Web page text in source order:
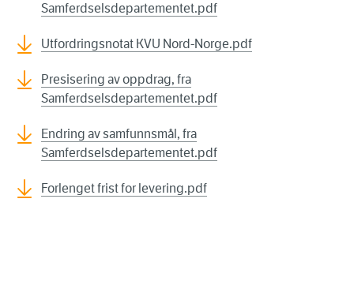
Samferdselsdepartementet.pdf
Utfordringsnotat KVU Nord-Norge.pdf
Presisering av oppdrag, fra
Samferdselsdepartementet.pdf
Endring av samfunnsmål, fra
Samferdselsdepartementet.pdf
Forlenget frist for levering.pdf